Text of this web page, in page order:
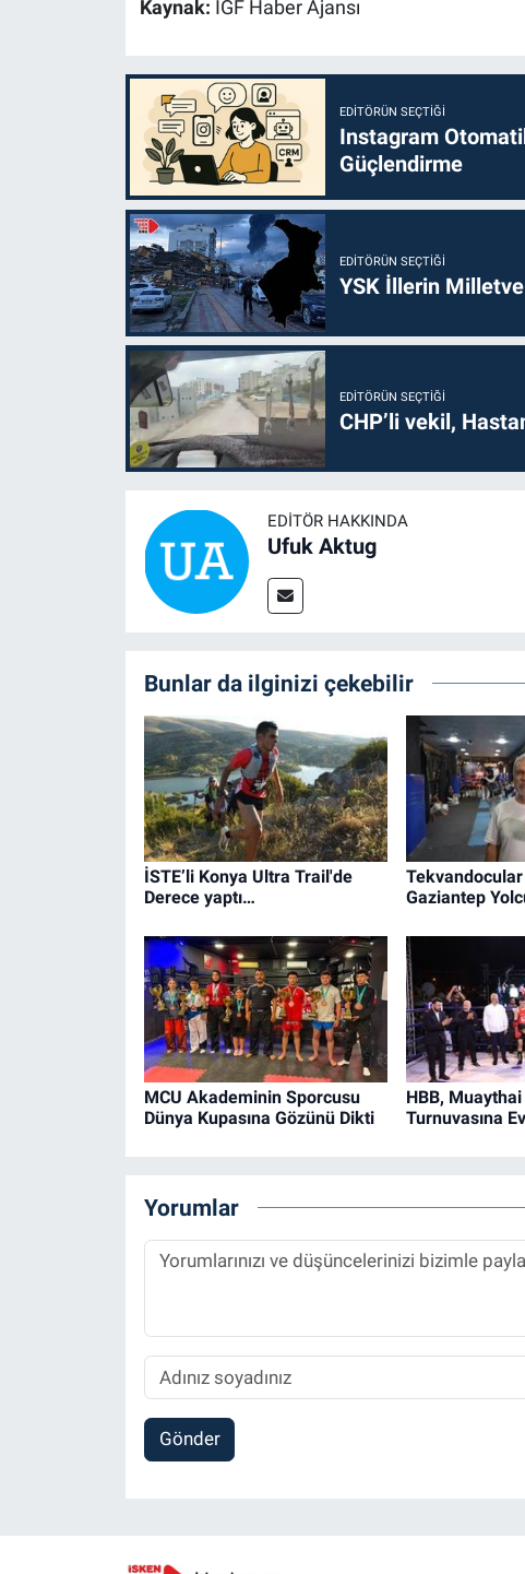
Kaynak: İGF Haber Ajansı
EDITÖRÜN SEÇTIĞI
Instagram
Güçlendirme
EDITÖRÜN SEÇTIĞI
YSK İllerin
EDITÖRÜN SEÇTIĞI
CHP’li vekil,
EDITÖR HAKKINDA
Ufuk Aktug
Bunlar da ilginizi çekebilir
İSTE’li Konya Ultra Trail'de
Derece yaptı…
Gaziantep
MCU Akademinin Sporcusu
Dünya Kupasına Gözünü Dikti
HBB,
Turnuvasına
Yorumlar
Gönder